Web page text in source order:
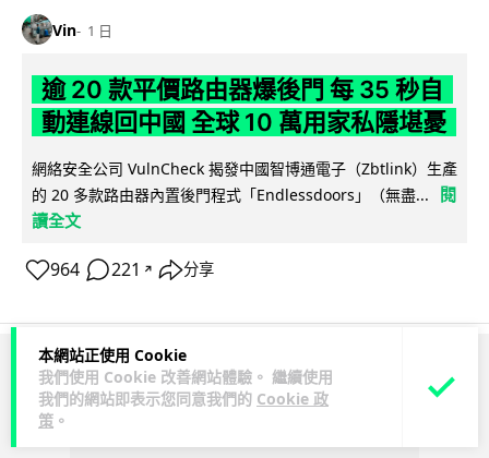
本網站正使用 Cookie
我們使用 Cookie 改善網站體驗。 繼續使用
我們的網站即表示您同意我們的 Cookie 政
策 。
Vin 1 日
逾 20 款平價路由器爆後門 每 35 秒自
動連線回中國 全球 10 萬用家私隱堪憂
網絡安全公司 VulnCheck 揭發中國智博通電子（Zbtlink）生產
的 20 多款路由器內置後門程式「Endlessdoors」（無盡...
閱
讀全文
964 221 ↗ 分享
ADVERTISEMENT